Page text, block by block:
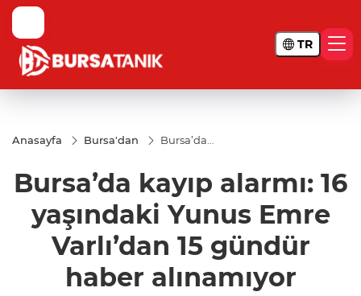
TR
Anasayfa Bursa'dan
Bursa’da
yaşındaki
Yunus
Emre
Varlı’dan
haber
alınamıyor
Bursa’da kayıp alarmı: 16
yaşındaki Yunus Emre
Varlı’dan 15 gündür
haber alınamıyor